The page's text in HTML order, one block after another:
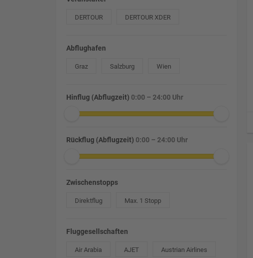
DERTOUR DERTOUR XDER
Abflughafen
Graz Salzburg Wien
Hinflug (Abflugzeit) 0:00 – 24:00 Uhr
Rückflug (Abflugzeit) 0:00 – 24:00 Uhr
Zwischenstopps
Direktflug Max. 1 Stopp
Fluggesellschaften
Air Arabia AJET Austrian Airlines